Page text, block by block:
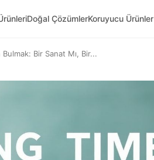
Doğal ÇözümlerKoruyucu Ürünler
Bir Sanat Mı, Bir...